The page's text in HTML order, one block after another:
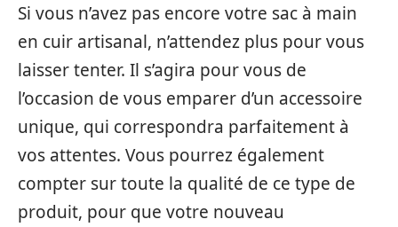
Si vous n’avez pas encore votre sac à main
en cuir artisanal, n’attendez plus pour vous
laisser tenter. Il s’agira pour vous de
l’occasion de vous emparer d’un accessoire
unique, qui correspondra parfaitement à
vos attentes. Vous pourrez également
compter sur toute la qualité de ce type de
produit, pour que votre nouveau